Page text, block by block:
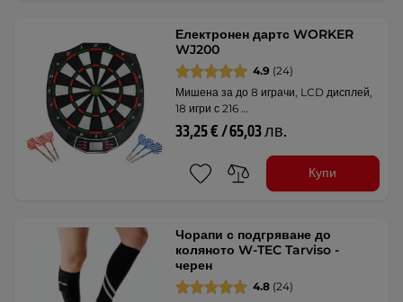
Електронен дартс WORKER
WJ200
4.9 (24)
Мишена за до 8 играчи, LCD дисплей,
18 игри с 216 …
33,25 € / 65,03 лв.
Купи
Чорапи с подгряване до
коляното W-TEC Tarviso -
черен
4.8 (24)